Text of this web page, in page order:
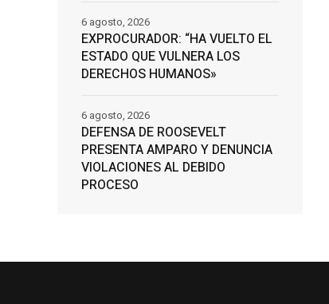
EXPROCURADOR: “HA VUELTO EL
ESTADO QUE VULNERA LOS
DERECHOS HUMANOS»
6 agosto, 2026
DEFENSA DE ROOSEVELT
PRESENTA AMPARO Y DENUNCIA
VIOLACIONES AL DEBIDO
PROCESO
6 agosto, 2026